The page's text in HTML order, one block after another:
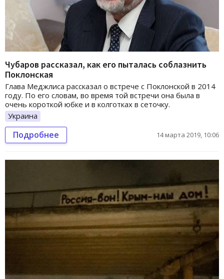
Чубаров рассказал, как его пыталась соблазнить
Поклонская
Глава Меджлиса рассказал о встрече с Поклонской в 2014
году. По его словам, во время той встречи она была в
очень короткой юбке и в колготках в сеточку.
Украина
Подробнее 14 марта 2019, 10:06